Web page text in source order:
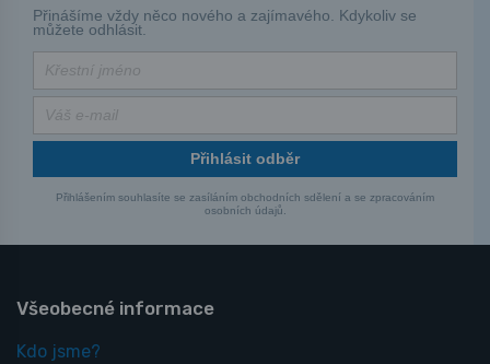
Přinášíme vždy něco nového a zajímavého. Kdykoliv se
můžete odhlásit.
Přihlásit odběr
Přihlášením souhlasíte se zasíláním obchodních sdělení a se zpracováním
osobních údajů.
Všeobecné informace
Kdo jsme?